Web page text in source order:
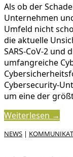
Als ob der
Unternehmen
Umfeld nicht
die aktuelle
SARS-CoV-2 und
umfangreiche
Cybersecurity-
um eine der
Weiterlesen →
NEWS |